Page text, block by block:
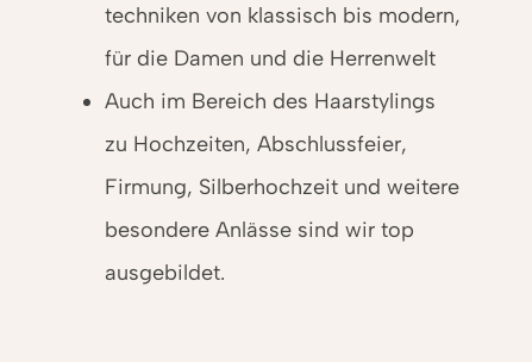
techniken von klassisch bis modern,
für die Damen und die Herrenwelt
Auch im Bereich des Haar­stylings
zu Hochzeiten, Abschluss­feier,
Firmung, Silber­hochzeit und weitere
besondere Anlässe sind wir top
ausgebildet.